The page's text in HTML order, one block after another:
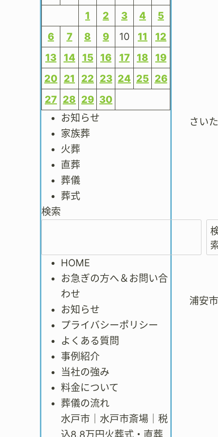
1
2 3 4
5
6
7 8 9 10 11
12
13
14 15 16 17 18
19
20 21 22 23 24 25 26
27 28 29 30
お知らせ
家族葬
火葬
直葬
葬儀
葬式
検索
HOME
お急ぎの方へ＆お問い合
わせ
お知らせ
プライバシーポリシー
よくある質問
事例紹介
当社の強み
料金について
葬儀の流れ
水戸市｜水戸市斎場｜税
さい
浦安